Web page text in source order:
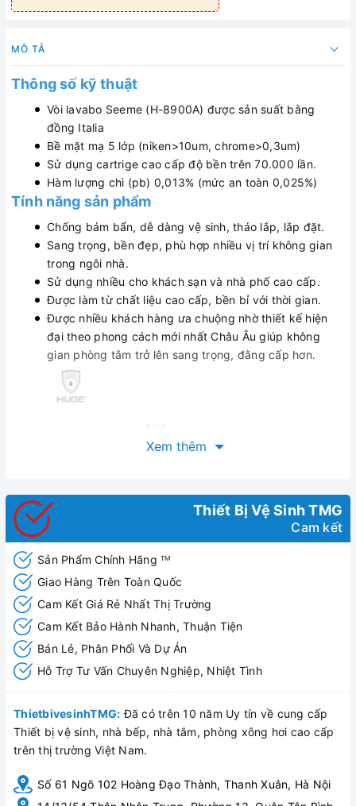
MÔ TẢ
Thông số kỹ thuật
Vòi lavabo Seeme (H-8900A) được sản suất bằng
đồng Italia
Bề mặt mạ 5 lớp (niken>10um, chrome>0,3um)
Sử dụng cartrige cao cấp độ bền trên 70.000 lần.
Hàm lượng chì (pb) 0,013% (mức an toàn 0,025%)
Tính năng sản phẩm
Chống bám bẩn, dễ dàng vệ sinh, tháo lắp, lắp đặt.
Sang trọng, bền đẹp, phù hợp nhiều vị trí không gian
trong ngôi nhà.
Sử dụng nhiều cho khách sạn và nhà phố cao cấp.
Được làm từ chất liệu cao cấp, bền bỉ với thời gian.
Được nhiều khách hàng ưa chuộng nhờ thiết kế hiện
đại theo phong cách mới nhất Châu Âu giúp không
gian phòng tắm trở lên sang trọng, đằng cấp hơn.
Hình ảnh Vòi lavabo Seeme cao (H-8900A)
Xem thêm
Thiết Bị Vệ Sinh TMG
Cam kết
Sản Phẩm Chính Hãng TM
Giao Hàng Trên Toàn Quốc
Cam Kết Giá Rẻ Nhất Thị Trường
Cam Kết Bảo Hành Nhanh, Thuận Tiện
Bán Lẻ, Phân Phối Và Dự Án
Hỗ Trợ Tư Vấn Chuyên Nghiệp, Nhiệt Tình
ThietbivesinhTMG: Đã có trên 10 năm Uy tín về cung cấp
Thiết bị vệ sinh, nhà bếp, nhà tắm, phòng xông hơi cao cấp
trên thị trường Việt Nam.
Số 61 Ngõ 102 Hoàng Đạo Thành, Thanh Xuân, Hà Nội